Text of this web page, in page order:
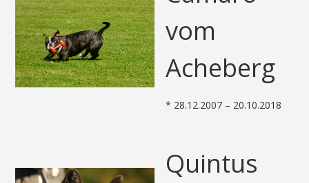
vom
Acheberg
* 28.12.2007 – 20.10.2018
Quintus